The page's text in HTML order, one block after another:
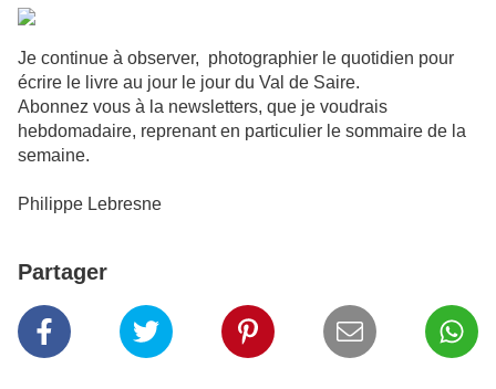
Je continue à observer, photographier le quotidien pour
écrire le livre au jour le jour du Val de Saire.
Abonnez vous à la newsletters, que je voudrais
hebdomadaire, reprenant en particulier le sommaire de la
semaine.
Philippe Lebresne
Partager